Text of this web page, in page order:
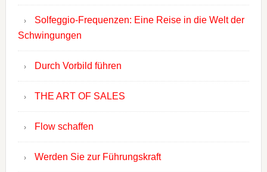
Solfeggio-Frequenzen: Eine Reise in die Welt der
Schwingungen
Durch Vorbild führen
THE ART OF SALES
Flow schaffen
Werden Sie zur Führungskraft